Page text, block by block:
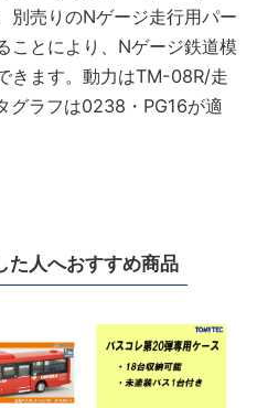
別売りのNゲージ走行用パー
ことにより、Nゲージ鉄道模
きます。動力はTM-08R/走
グラフは0238・PG16が適
た人へおすすめ商品